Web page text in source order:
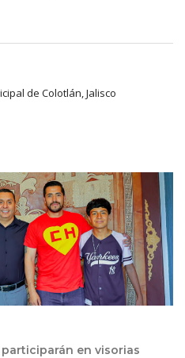
de Colotlán, Jalisco
en visorias